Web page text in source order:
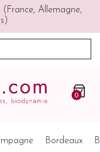
Allemagne,
0
Bordeaux